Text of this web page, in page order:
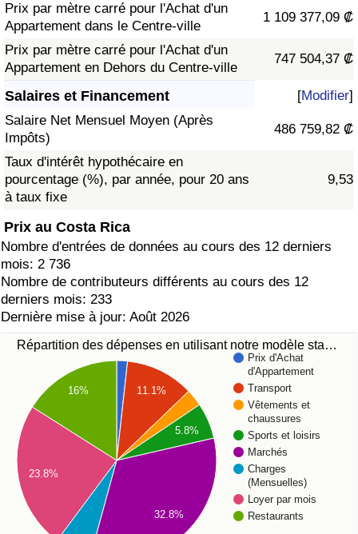
Prix par mètre carré pour l'Achat d'un
Appartement dans le Centre-ville
1 109 377,09 ₡
Prix par mètre carré pour l'Achat d'un
Appartement en Dehors du Centre-ville
747 504,37 ₡
Salaires et Financement [Modifier]
Salaire Net Mensuel Moyen (Après
Impôts)
486 759,82 ₡
Taux d'intérêt hypothécaire en
pourcentage (%), par année, pour 20 ans
à taux fixe
9,53
Prix au Costa Rica
Nombre d'entrées de données au cours des 12 derniers
mois: 2 736
Nombre de contributeurs différents au cours des 12
derniers mois: 233
Dernière mise à jour: Août 2026
Répartition des dépenses en utilisant notre modèle sta…
Prix d'Achat
d'Appartement
Transport
Vêtements et
chaussures
Sports et loisirs
Marchés
Charges
(Mensuelles)
Loyer par mois
Restaurants
11.1%
5.8%
16%
23.8%
32.8%